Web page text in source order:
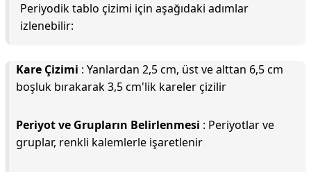
Periyodik tablo çizimi için aşağıdaki adımlar
izlenebilir:
Kare Çizimi : Yanlardan 2,5 cm, üst ve alttan 6,5 cm
boşluk bırakarak 3,5 cm'lik kareler çizilir
Periyot ve Grupların Belirlenmesi : Periyotlar ve
gruplar, renkli kalemlerle işaretlenir